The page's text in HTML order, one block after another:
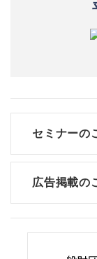
セミナーの
広告掲載の